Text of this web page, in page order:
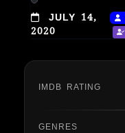
JULY 14,
2020
IMDB RATING
GENRES